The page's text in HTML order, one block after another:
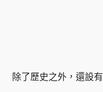
除了歷史之外，還設有